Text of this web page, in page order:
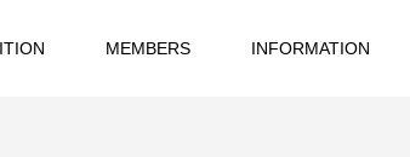
MEMBERS INFORMATION